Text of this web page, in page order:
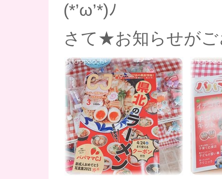
(*’ω’*)ﾉ
さて★お知らせが